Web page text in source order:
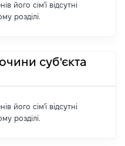
його сім'ї відсутні
розділі.
суб'єкта
його сім'ї відсутні
розділі.